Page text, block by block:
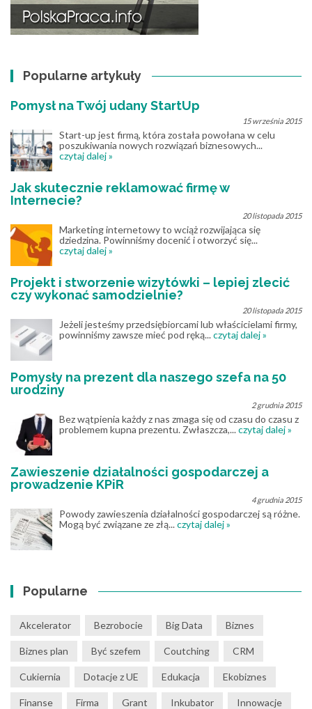
Popularne artykuły
Pomysł na Twój udany StartUp
15 września 2015
Start-up jest firmą, która została powołana w celu
poszukiwania nowych rozwiązań biznesowych...
czytaj dalej »
Jak skutecznie reklamować firmę w
Internecie?
20 listopada 2015
Marketing internetowy to wciąż rozwijająca się
dziedzina. Powinniśmy docenić i otworzyć się...
czytaj dalej »
Projekt i stworzenie wizytówki – lepiej zlecić
czy wykonać samodzielnie?
20 listopada 2015
Jeżeli jesteśmy przedsiębiorcami lub właścicielami firmy,
powinniśmy zawsze mieć pod ręką...czytaj dalej »
Pomysły na prezent dla naszego szefa na 50
urodziny
2 grudnia 2015
Bez wątpienia każdy z nas zmaga się od czasu do czasu z
problemem kupna prezentu. Zwłaszcza,...czytaj dalej »
Zawieszenie działalności gospodarczej a
prowadzenie KPiR
4 grudnia 2015
Powody zawieszenia działalności gospodarczej są różne.
Mogą być związane ze złą...czytaj dalej »
Popularne
Akcelerator Bezrobocie Big Data Biznes
Biznes plan Być szefem Coutching CRM
Cukiernia Dotacje z UE Edukacja Ekobiznes
Finanse Firma Grant Inkubator Innowacje